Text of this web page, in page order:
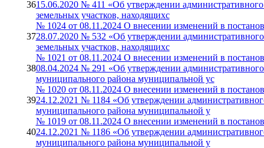
3615.06.2020 № 411 «Об утверждении
земельных участков, находящихс
37
№ 1024 от 08.11.2024 О внесении изменений в
28.07.2020 № 532 «Об утверждении
земельных участков, находящихс
38
№ 1021 от 08.11.2024 О внесении изменений в
08.04.2024 № 291 «Об утверждении
муниципального района муниципальной ус
39
№ 1020 от 08.11.2024 О внесении изменений в
24.12.2021 № 1184 «Об утверждении
муниципального района муниципальной у
40
№ 1019 от 08.11.2024 О внесении изменений в
24.12.2021 № 1186 «Об утверждении
муниципального района муниципальной у